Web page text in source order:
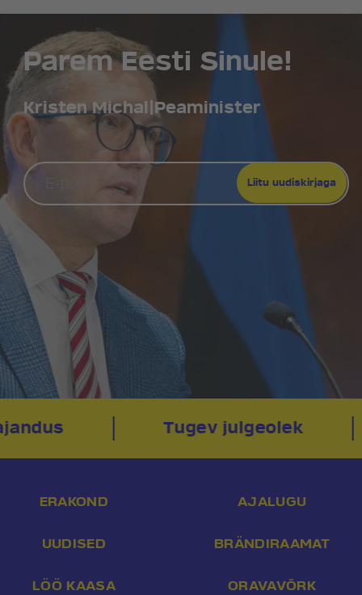
Parem Eesti Sinule!
Kristen Michal Peaminister
Tugev julgeolek
ERAKOND
UUDISED
LÖÖ KAASA
AJALUGU
BRÄNDIRAAMAT
ORAVAVÕRK